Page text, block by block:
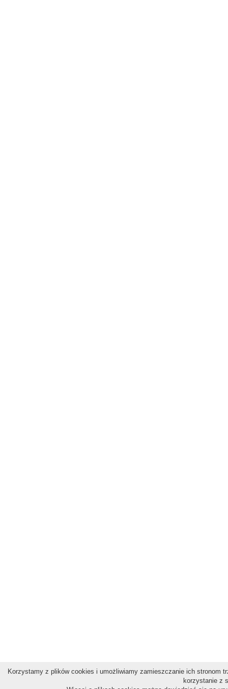
Korzystamy z plików cookies i umożliwiamy zamieszczanie ich stronom
korzystanie z